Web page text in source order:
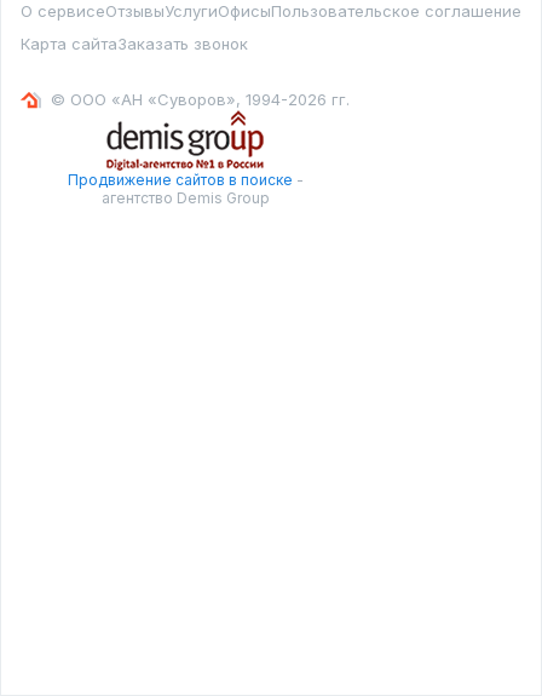
О сервисеОтзывыУслугиОфисыПользовательское соглашение
Карта сайтаЗаказать звонок
© ООО «АН «Суворов», 1994-2026 гг.
Продвижение сайтов в поиске -
агентство Demis Group